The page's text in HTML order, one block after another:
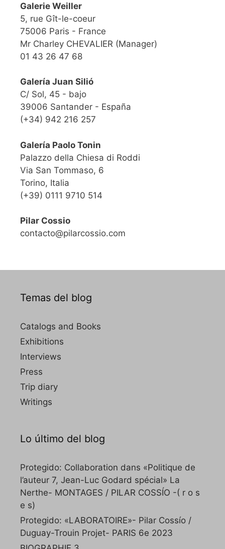
Galerie Weiller
5, rue Gît-le-coeur
75006 Paris - France
Mr Charley CHEVALIER (Manager)
01 43 26 47 68
Galería Juan Silió
C/ Sol, 45 - bajo
39006 Santander - España
(+34) 942 216 257
Galería Paolo Tonin
Palazzo della Chiesa di Roddi
Via San Tommaso, 6
Torino, Italia
(+39) 0111 9710 514
Pilar Cossio
contacto@pilarcossio.com
Temas del blog
Catalogs and Books
Exhibitions
Interviews
Press
Trip diary
Writings
Lo último del blog
Protegido: Collaboration dans «Politique de
l’auteur 7, Jean-Luc Godard spécial» La
Nerthe- MONTAGES / PILAR COSSÍO -( r o s
e s)
Protegido: «LABORATOIRE»- Pilar Cossío /
Duguay-Trouin Projet- PARIS 6e 2023